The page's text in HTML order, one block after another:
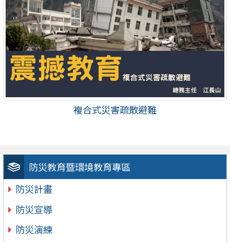
防災教育暨環境教育專區
防災計畫
防災宣導
防災演練
複合式災害疏散避難